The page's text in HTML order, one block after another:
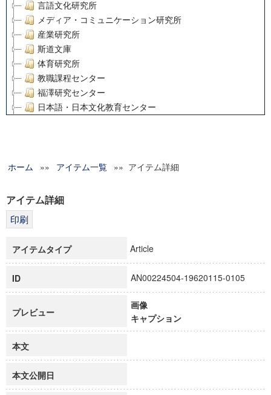
言語文化研究所
メディア・コミュニケーション研究所
産業研究所
斯道文庫
体育研究所
教職課程センター
福澤研究センター
日本語・日本文化教育センター
グローバルリサーチインスティテュート
科学研究費補助金研究成果報告書
博士課程教育リーディングプログラム「超成熟社会発展のサ
ホーム »» アイテム一覧 »» アイテム詳細
アイテム詳細
アイテムタイプ Article
ID AN00224504-19620115-0105
プレビュー
画像
キャプション
本文
本文公開日